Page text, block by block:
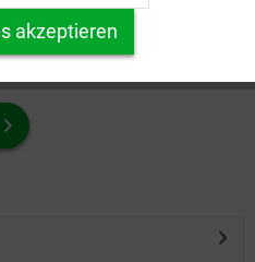
Inaktiv
akzeptieren